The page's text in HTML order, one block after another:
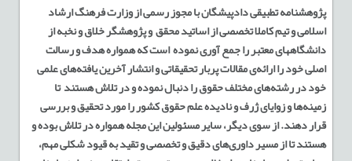
پژوهشنامه تطبیقی دادپیشگان با مجوز رسمی از وزارت فرهنگ ارشاد
اسلامی و تیم کاملا تخصصی از اساتید محققو پژوهشگر خلاق و نخبه از
دانشگاههای معتبر را جمع آوری نمودهاست که همواره هدف و رسالت
اصلی خود را ارائه‌ی مقالات پربار تحقیقاتی و انتشار آخرین یافته‌های علمی
خود در رشته‌های مختلف حقوق را دنبال نموده و در تلاش هستندتا
زمینه‌ها و زوایای ژرف و نادیده علم حقوق کشور را مورد تحقیق و بررسی
قرار دهند. از سوی دیگر، سایر مسئولین این مجله همواره در تلاش بوده و
هستند تا از مسیر داوری‌های دقیق و تخصصی و تقید به قیود شکلی مهم،